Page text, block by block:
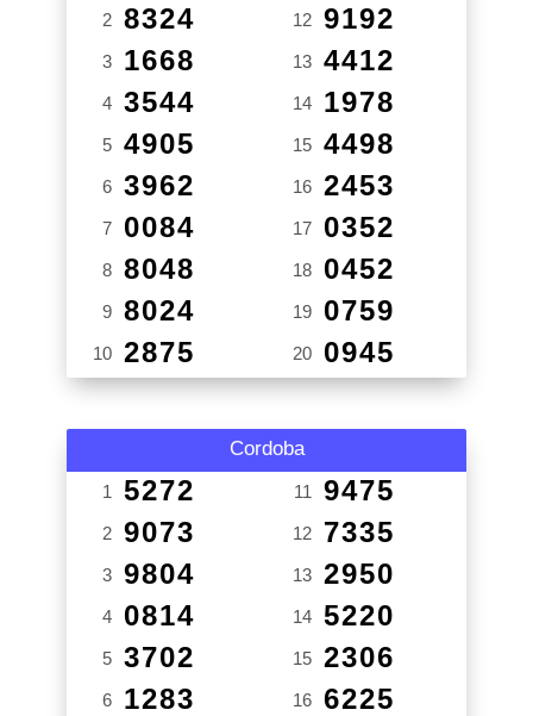
2 8324
3 1668
4 3544
5 4905
6 3962
7 0084
8 8048
9 8024
10 2875
12 9192
13 4412
14 1978
15 4498
16 2453
17 0352
18 0452
19 0759
20 0945
Cordoba
1 5272
2 9073
3 9804
4 0814
5 3702
6 1283
11 9475
12 7335
13 2950
14 5220
15 2306
16 6225